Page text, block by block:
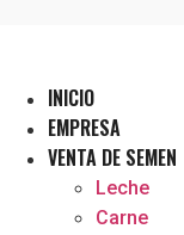
INICIO
EMPRESA
VENTA DE SEMEN
Leche
Carne